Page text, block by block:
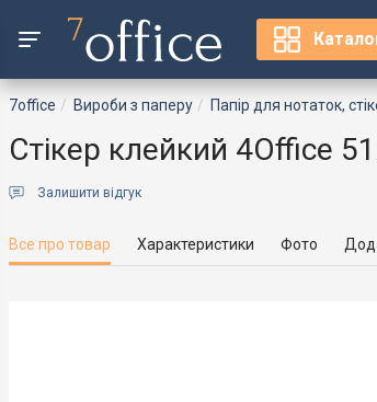
7office Вироби з паперу Папір для нотаток,
Стікер клейкий 4Office
Залишити відгук
Все про товар Характеристики Фото